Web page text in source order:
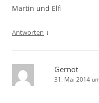
Martin und Elfi
Antworten ↓
Gernot
31. Mai 2014